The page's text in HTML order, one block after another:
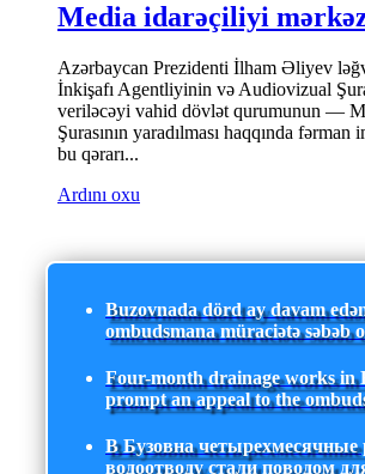
Media idarəçiliyi
Azərbaycan Prezidenti İlham Əliyev
İnkişafı Agentliyinin və Audiovizual
veriləcəyi vahid dövlət qurumunun —
Şurasının yaradılması haqqında
bu qərarı...
Ardını oxu
Buzovnada dörd ay davam
ombudsmana müraciətə səbəb
Four-month drainage works in
prompt an appeal to the
В Бузовна четырехмесячные
водоотводу стали поводом